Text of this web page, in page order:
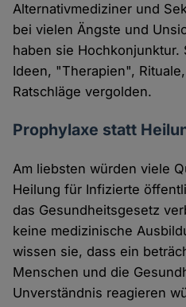
Alternativmediziner und
bei vielen Ängste und
haben sie Hochkonjunktur.
Ideen, "Therapien",
Ratschläge vergolden.
Prophylaxe statt
Am liebsten würden viele
Heilung für Infizierte
das Gesundheitsgesetz
keine medizinische
wissen sie, dass ein
Menschen und die
Unverständnis reagieren